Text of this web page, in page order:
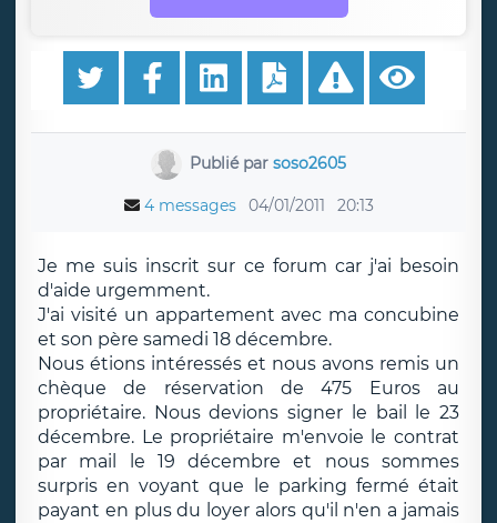
Publié parsoso2605
4 messages 04/01/2011 20:13
Je me suis inscrit sur ce forum car j'ai besoin
d'aide urgemment.
J'ai visité un appartement avec ma concubine
et son père samedi 18 décembre.
Nous étions intéressés et nous avons remis un
chèque de réservation de 475 Euros au
propriétaire. Nous devions signer le bail le 23
décembre. Le propriétaire m'envoie le contrat
par mail le 19 décembre et nous sommes
surpris en voyant que le parking fermé était
payant en plus du loyer alors qu'il n'en a jamais